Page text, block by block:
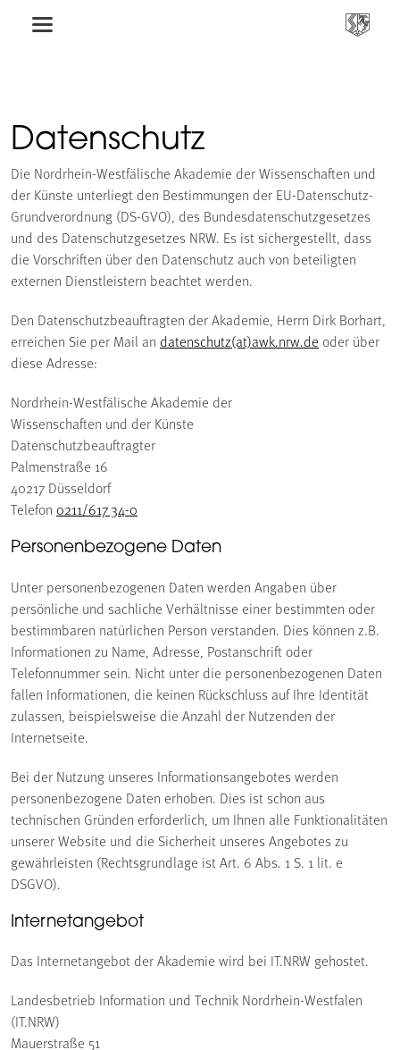
Datenschutz
Die Nordrhein-Westfälische Akademie der Wissenschaften und
der Künste unterliegt den Bestimmungen der EU-Datenschutz-
Grundverordnung (DS-GVO), des Bundesdatenschutzgesetzes
und des Datenschutzgesetzes NRW. Es ist sichergestellt, dass
die Vorschriften über den Datenschutz auch von beteiligten
externen Dienstleistern beachtet werden.
Den Datenschutzbeauftragten der Akademie, Herrn Dirk Borhart,
erreichen Sie per Mail an datenschutz(at)awk.nrw.de oder über
diese Adresse:
Nordrhein-Westfälische Akademie der
Wissenschaften und der Künste
Datenschutzbeauftragter
Palmenstraße 16
40217 Düsseldorf
Telefon 0211/617 34-0
Personenbezogene Daten
Unter personenbezogenen Daten werden Angaben über
persönliche und sachliche Verhältnisse einer bestimmten oder
bestimmbaren natürlichen Person verstanden. Dies können z.B.
Informationen zu Name, Adresse, Postanschrift oder
Telefonnummer sein. Nicht unter die personenbezogenen Daten
fallen Informationen, die keinen Rückschluss auf Ihre Identität
zulassen, beispielsweise die Anzahl der Nutzenden der
Internetseite.
Bei der Nutzung unseres Informationsangebotes werden
personenbezogene Daten erhoben. Dies ist schon aus
technischen Gründen erforderlich, um Ihnen alle Funktionalitäten
unserer Website und die Sicherheit unseres Angebotes zu
gewährleisten (Rechtsgrundlage ist Art. 6 Abs. 1 S. 1 lit. e
DSGVO).
Internetangebot
Das Internetangebot der Akademie wird bei IT.NRW gehostet.
Landesbetrieb Information und Technik Nordrhein-Westfalen
(IT.NRW)
Mauerstraße 51